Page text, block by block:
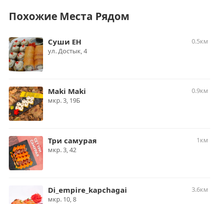
Похожие Места Рядом
Суши ЕН
0.5км
​ул. Достык, 4
Maki Maki
0.9км
мкр. 3, 19Б
Три самурая
1км
​мкр. 3, 42
Di_empire_kapchagai
3.6км
мкр. ​10, 8